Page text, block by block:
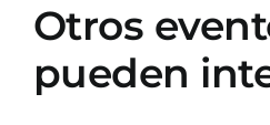
Otros
pueden